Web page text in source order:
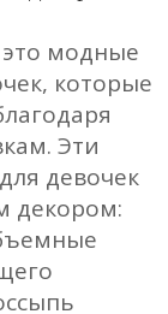
модные
которые
Эти
девочек
декором: